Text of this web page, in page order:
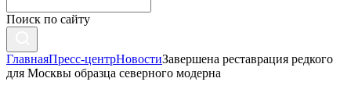
Поиск по сайту
ГлавнаяПресс-центрНовостиЗавершена реставрация редкого
для Москвы образца северного модерна